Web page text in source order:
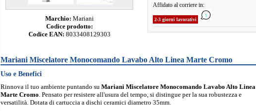
Marchio: Mariani
Codice prodotto:
Codice EAN: 8033408129303
Affidato al corriere in:
2-3 giorni lavorativi
Mariani Miscelatore Monocomando Lavabo Alto Linea Marte Cromo
Uso e Benefici
Rinnova il tuo ambiente puntando su Mariani Miscelatore Monocomando Lavabo Alto Linea
Marte Cromo. Pensato per resistere all'usura del tempo, si distingue per la sua robustezza e
versatilità. Dotata di cartuccia a dischi ceramici diametro 35mm.